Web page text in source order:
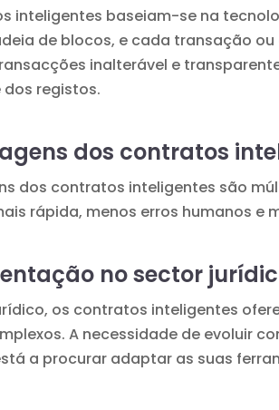
inteligentes baseiam-se na
de blocos, e cada transação
inalterável e
registos.
dos contratos
dos contratos inteligentes são
rápida, menos erros humanos
no sector
os contratos inteligentes
A necessidade de evoluir
a procurar adaptar as suas